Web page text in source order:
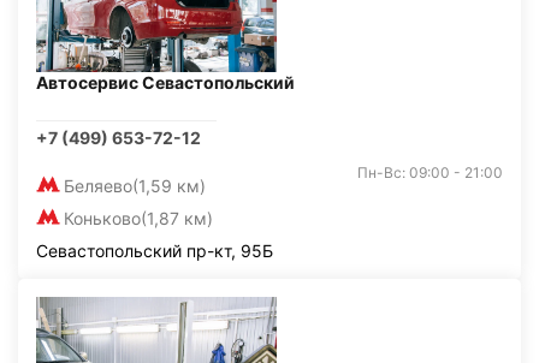
Автосервис Севастопольский
+7 (499) 653-72-12
Беляево(1,59 км)
Коньково(1,87 км)
Пн-Вс: 09:00 - 21:00
Севастопольский пр-кт, 95Б